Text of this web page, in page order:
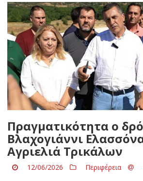
Πραγματικότητα ο
Βλαχογιάννι
Αγριελιά Τρικάλων
12/06/2026 Περιφέρεια